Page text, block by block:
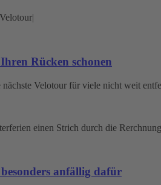
Rücken schonen
nächste Velotour für viele nicht weit
anfällig dafür